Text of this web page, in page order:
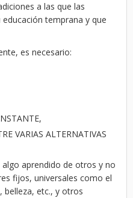
a las que las
temprana y que
es necesario:
VARIAS ALTERNATIVAS
aprendido de otros y no
fijos, universales como el
belleza, etc., y otros